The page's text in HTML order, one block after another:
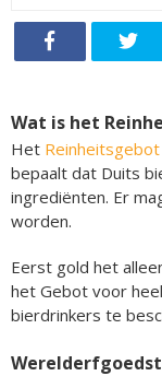
Wat is het
Het Reinheitsgebot
bepaalt dat Duits
ingrediënten. Er
worden.
Eerst gold het
het Gebot voor
bierdrinkers te